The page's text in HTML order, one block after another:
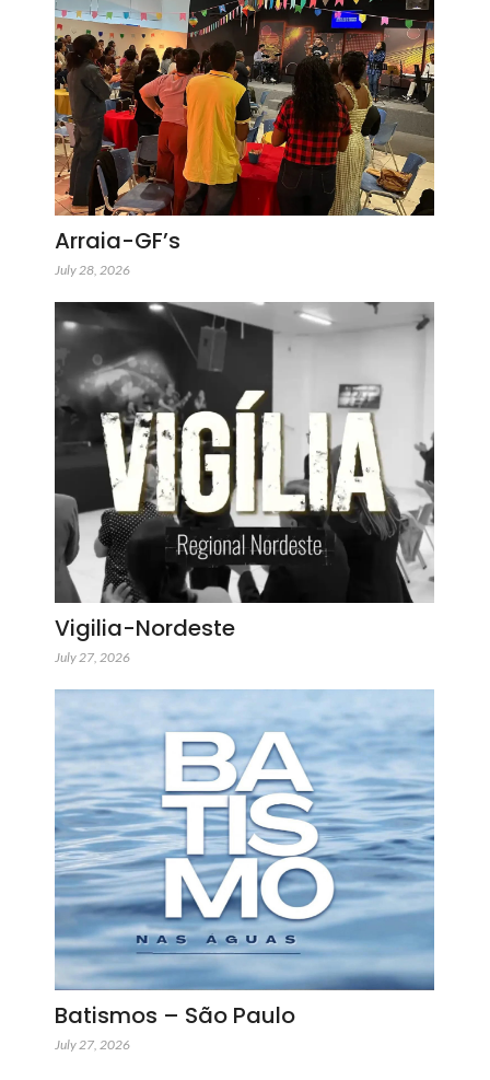
Arraia-GF’s
July 28, 2026
Vigilia-Nordeste
July 27, 2026
Batismos – São Paulo
July 27, 2026